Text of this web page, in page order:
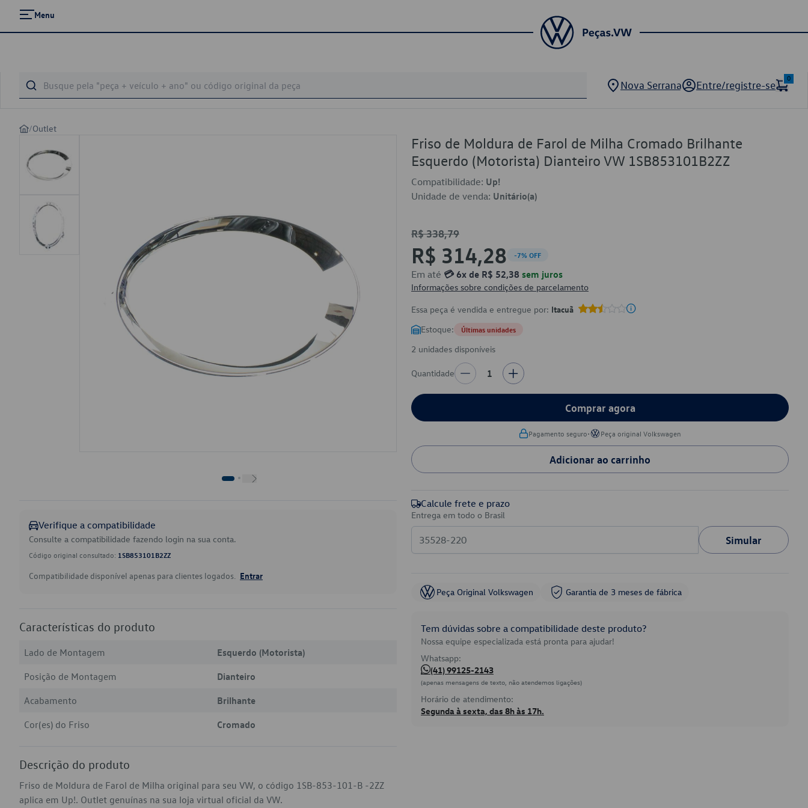
Menu
Nova Serrana Entre/registre-se
0
/Outlet
Verifique a compatibilidade
Consulte a compatibilidade fazendo login na sua conta.
Código original consultado: 1SB853101B2ZZ
Compatibilidade disponível apenas para clientes logados. Entrar
Características do produto
Lado de Montagem
Esquerdo (Motorista)
Posição de Montagem
Dianteiro
Acabamento
Brilhante
Cor(es) do Friso
Cromado
Descrição do produto
Friso de Moldura de Farol de Milha original para seu VW, o código 1SB-853-101-B -2ZZ
aplica em Up!. Outlet genuínas na sua loja virtual oficial da VW.
Friso de Moldura de Farol de Milha Cromado Brilhante
Esquerdo (Motorista) Dianteiro VW 1SB853101B2ZZ
Compatibilidade: Up!
Unidade de venda: Unitário(a)
R$ 338,79
R$ 314,28 -7% OFF
Em até 💳 6x de R$ 52,38 sem juros
Informações sobre condições de parcelamento
Essa peça é vendida e entregue por: Itacuã
Estoque: Últimas unidades
2 unidades disponíveis
Quantidade 1
Comprar agora
Pagamento seguro• Peça original Volkswagen
Adicionar ao carrinho
Calcule frete e prazo
Entrega em todo o Brasil
Simular
Peça Original Volkswagen Garantia de 3 meses de fábrica
Tem dúvidas sobre a compatibilidade deste produto?
Nossa equipe especializada está pronta para ajudar!
Whatsapp:
(41) 99125-2143
(apenas mensagens de texto, não atendemos ligações)
Horário de atendimento:
Segunda à sexta, das 8h às 17h.